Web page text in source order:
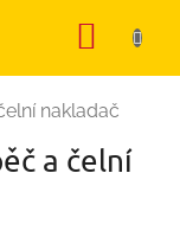
nakladač
a čelní